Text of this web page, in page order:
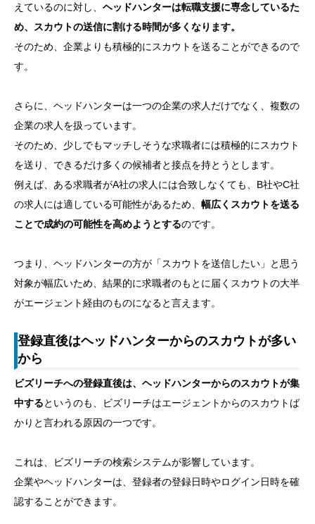
えているのに対し、 ヘッドハンターは転職支援に専念しているた
め、スカウトの送信に割ける時間が多くなります。
そのため、企業よりも積極的にスカウトを送ることができるので
す。
さらに、ヘッドハンターは一つの企業の求人だけでなく、複数の
企業の求人を扱っています。
そのため、少しでもマッチしそうな求職者には積極的にスカウト
を送り、できるだけ多くの候補者と接点を持とうとします。
例えば、ある求職者がA社の求人には合致しなくても、B社やC社
の求人には適している可能性があるため、 幅広くスカウトを送る
ことで成約の可能性を高めようとするのです。
つまり、ヘッドハンターの方が「スカウトを送信したい」と思う
対象が幅広いため、結果的に求職者のもとに届くスカウトの大半
がエージェント経由のものになると言えます。
登録直後はヘッドハンターからのスカウトが多い
から
ビズリーチへの登録直後は、ヘッドハンターからのスカウトが集
中するというのも、ビズリーチはエージェントからのスカウトば
かりと言われる原因の一つです。
これは、ビズリーチの検索システムが影響しています。
企業やヘッドハンターは、登録者の登録日時やログイン日時を確
認することができます。